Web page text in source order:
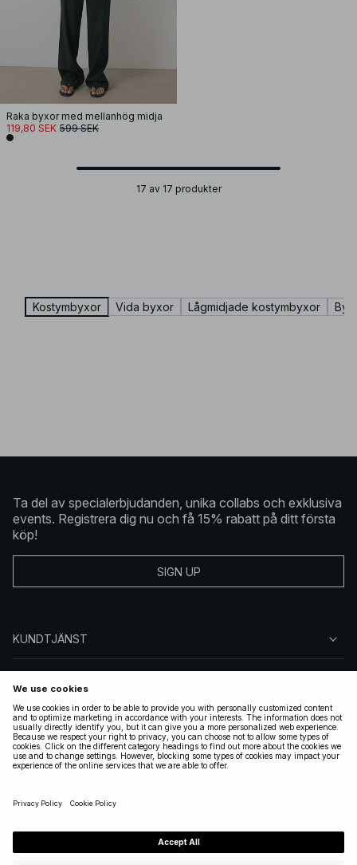
Raka byxor med mellanhög midja
119,80 SEK 599 SEK
17 av 17 produkter
Kostymbyxor Vida byxor Lågmidjade kostymbyxor
Ta del av specialerbjudanden, unika collabs och exklusiva
events. Registrera dig nu och få 15% rabatt på ditt första
köp!
SIGN UP
KUNDTJÄNST
FÖLJ OSS
JURIDISKT